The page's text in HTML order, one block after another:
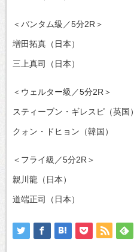
＜バンタム級／5分2R＞
増田拓真（日本）
三上真司（日本）
＜ウェルター級／5分2R＞
スティーブン・ギレスピ（英国）
クォン・ドヒョン（韓国）
＜フライ級／5分2R＞
親川龍（日本）
道端正司（日本）